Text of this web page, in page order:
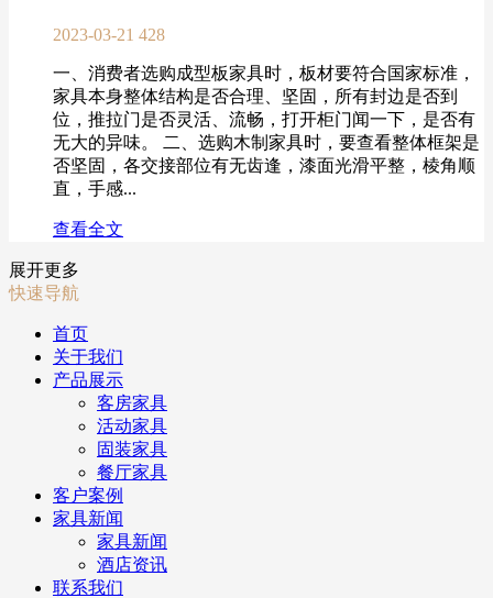
2023-03-21 428
一、消费者选购成型板家具时，板材要符合国家标准，
家具本身整体结构是否合理、坚固，所有封边是否到
位，推拉门是否灵活、流畅，打开柜门闻一下，是否有
无大的异味。 二、选购木制家具时，要查看整体框架是
否坚固，各交接部位有无齿逢，漆面光滑平整，棱角顺
直，手感...
查看全文
展开更多
快速导航
首页
关于我们
产品展示
客房家具
活动家具
固装家具
餐厅家具
客户案例
家具新闻
家具新闻
酒店资讯
联系我们